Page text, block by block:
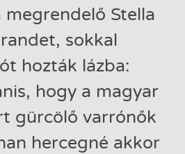
megrendelő Stella
sokkal
hozták lázba:
hogy a magyar
gürcölő varrónők
hercegné akkor